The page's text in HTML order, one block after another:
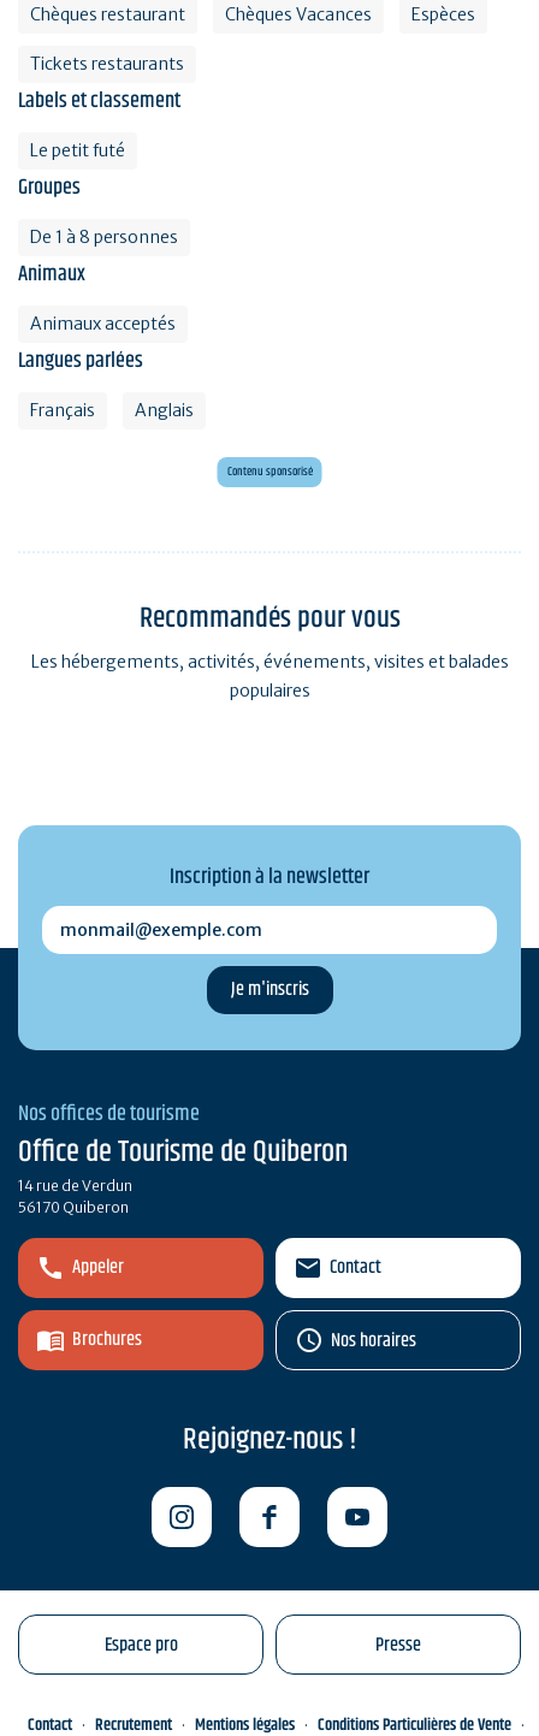
Chèques restaurant Chèques Vacances Espèces
Tickets restaurants
Labels et classement
Le petit futé
Groupes
De 1 à 8 personnes
Animaux
Animaux acceptés
Langues parlées
Français Anglais
Contenu sponsorisé
Maxi mini golf 26 trous à deux pas de l'océan
Recommandés pour vous
Les hébergements, activités, événements, visites et balades
populaires
Inscription à la newsletter
monmail@exemple.com
Nos offices de tourisme
Office de Tourisme de Quiberon
14 rue de Verdun
56170 Quiberon
Appeler
Brochures
Contact
Nos horaires
Rejoignez-nous !
Espace pro Presse
Contact Recrutement Mentions légales Conditions Particulières de Vente